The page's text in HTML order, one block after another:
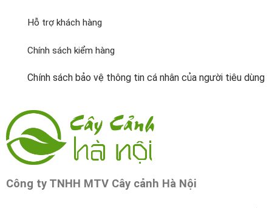
Hỗ trợ khách hàng
Chính sách kiểm hàng
Chính sách bảo vệ thông tin cá nhân của người tiêu dùng
Công ty TNHH MTV Cây cảnh Hà Nội